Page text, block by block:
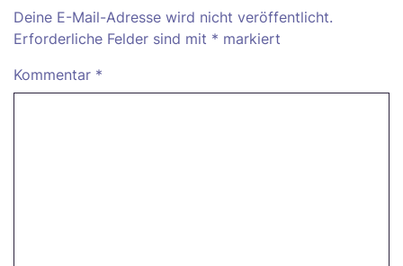
Deine E-Mail-Adresse wird nicht veröffentlicht.
Erforderliche Felder sind mit * markiert
Kommentar *